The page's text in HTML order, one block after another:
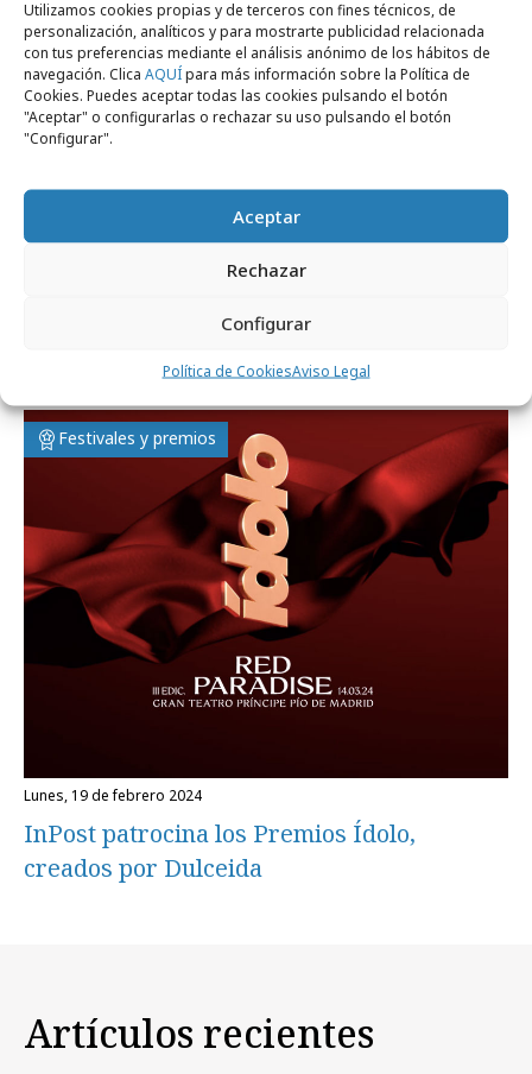
Utilizamos cookies propias y de terceros con fines técnicos, de
personalización, analíticos y para mostrarte publicidad relacionada
con tus preferencias mediante el análisis anónimo de los hábitos de
navegación. Clica AQUÍpara más información sobre la Política de
Cookies. Puedes aceptar todas las cookies pulsando el botón
"Aceptar" o configurarlas o rechazar su uso pulsando el botón
"Configurar".
Aceptar
Rechazar
Configurar
Política de CookiesAviso Legal
Dulceida, nueva portavoz de Kiehl´s en
Festivales y premios
lunes, 19 de febrero 2024
InPost patrocina los Premios Ídolo,
creados por Dulceida
Artículos recientes